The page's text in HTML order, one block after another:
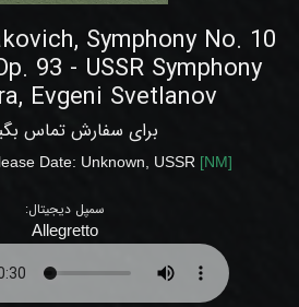
Symphony No. 10
93 - USSR Symphony
Evgeni Svetlanov
برای سفارش تماس
Date: Unknown , USSR [NM]
سمپل دیجیتال:
Allegretto